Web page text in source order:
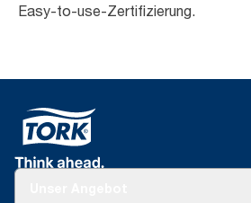
Easy-to-use-Zertifizierung.